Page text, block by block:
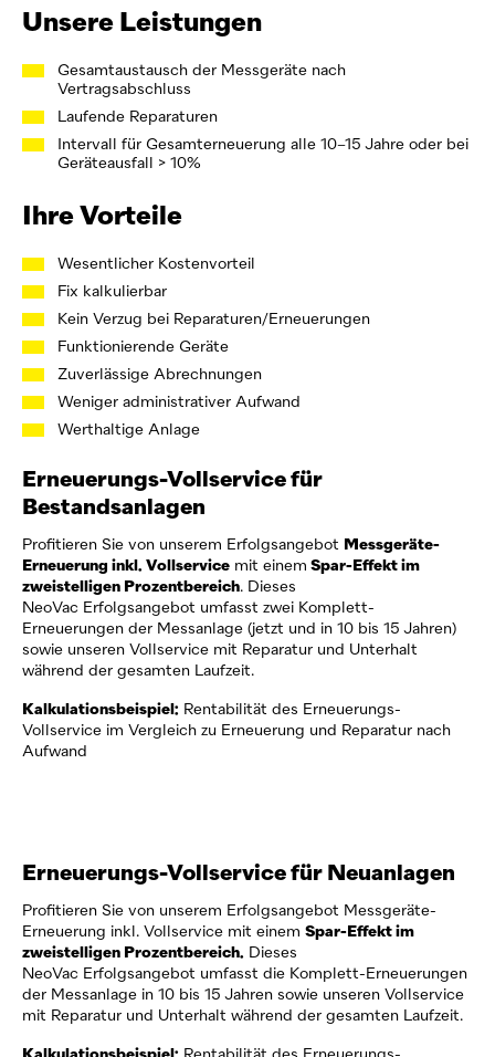
Unsere Leistungen
Gesamtaustausch der Messgeräte nach
Vertragsabschluss
Laufende Reparaturen
Intervall für Gesamterneuerung alle 10–15 Jahre oder bei
Geräteausfall > 10%
Ihre Vorteile
Wesentlicher Kostenvorteil
Fix kalkulierbar
Kein Verzug bei Reparaturen/Erneuerungen
Funktionierende Geräte
Zuverlässige Abrechnungen
Weniger administrativer Aufwand
Werthaltige Anlage
Erneuerungs-Vollservice für
Bestandsanlagen
Profitieren Sie von unserem Erfolgsangebot Messgeräte-
Erneuerung inkl. Vollservice mit einem Spar-Effekt im
zweistelligen Prozentbereich. Dieses
NeoVac Erfolgsangebot umfasst zwei Komplett-
Erneuerungen der Messanlage (jetzt und in 10 bis 15 Jahren)
sowie unseren Vollservice mit Reparatur und Unterhalt
während der gesamten Laufzeit.
Kalkulationsbeispiel: Rentabilität des Erneuerungs-
Vollservice im Vergleich zu Erneuerung und Reparatur nach
Aufwand
Erneuerungs-Vollservice für Neuanlagen
Profitieren Sie von unserem Erfolgsangebot Messgeräte-
Erneuerung inkl. Vollservice mit einem Spar-Effekt im
zweistelligen Prozentbereich. Dieses
NeoVac Erfolgsangebot umfasst die Komplett-Erneuerungen
der Messanlage in 10 bis 15 Jahren sowie unseren Vollservice
mit Reparatur und Unterhalt während der gesamten Laufzeit.